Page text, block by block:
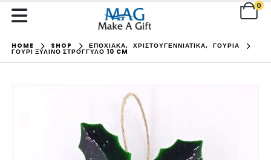
0
HOME SHOP ΕΠΟΧΙΑΚΑ, ΧΡΙΣΤΟΥΓΕΝΝΙΑΤΙΚΑ, ΓΟΥΡΙΑ
ΓΟΎΡΙ ΞΎΛΙΝΟ ΣΤΡΌΓΓΥΛΟ 10 CM